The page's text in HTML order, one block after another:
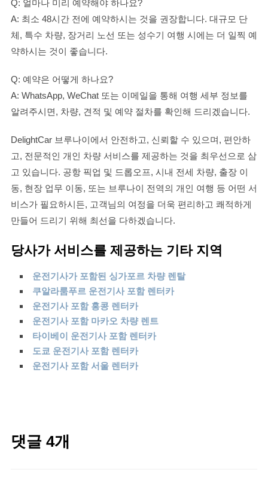
Q: 얼마나 미리 예약해야 하나요?
A: 최소 48시간 전에 예약하시는 것을 권장합니다. 대규모 단
체, 특수 차량, 장거리 노선 또는 성수기 여행 시에는 더 일찍 예
약하시는 것이 좋습니다.
Q: 예약은 어떻게 하나요?
A: WhatsApp, WeChat 또는 이메일을 통해 여행 세부 정보를
알려주시면, 차량, 견적 및 예약 절차를 확인해 드리겠습니다.
DelightCar 브루나이에서 안전하고, 신뢰할 수 있으며, 편안하
고, 전문적인 개인 차량 서비스를 제공하는 것을 최우선으로 삼
고 있습니다. 공항 픽업 및 드롭오프, 시내 전세 차량, 출장 이
동, 현장 업무 이동, 또는 브루나이 전역의 개인 여행 등 어떤 서
비스가 필요하시든, 고객님의 여정을 더욱 편리하고 쾌적하게
만들어 드리기 위해 최선을 다하겠습니다.
당사가 서비스를 제공하는 기타 지역
운전기사가 포함된 싱가포르 차량 렌탈
쿠알라룸푸르 운전기사 포함 렌터카
운전기사 포함 홍콩 렌터카
운전기사 포함 마카오 차량 렌트
타이베이 운전기사 포함 렌터카
도쿄 운전기사 포함 렌터카
운전기사 포함 서울 렌터카
댓글 4개